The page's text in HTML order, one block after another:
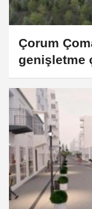
Çorum
genişletme